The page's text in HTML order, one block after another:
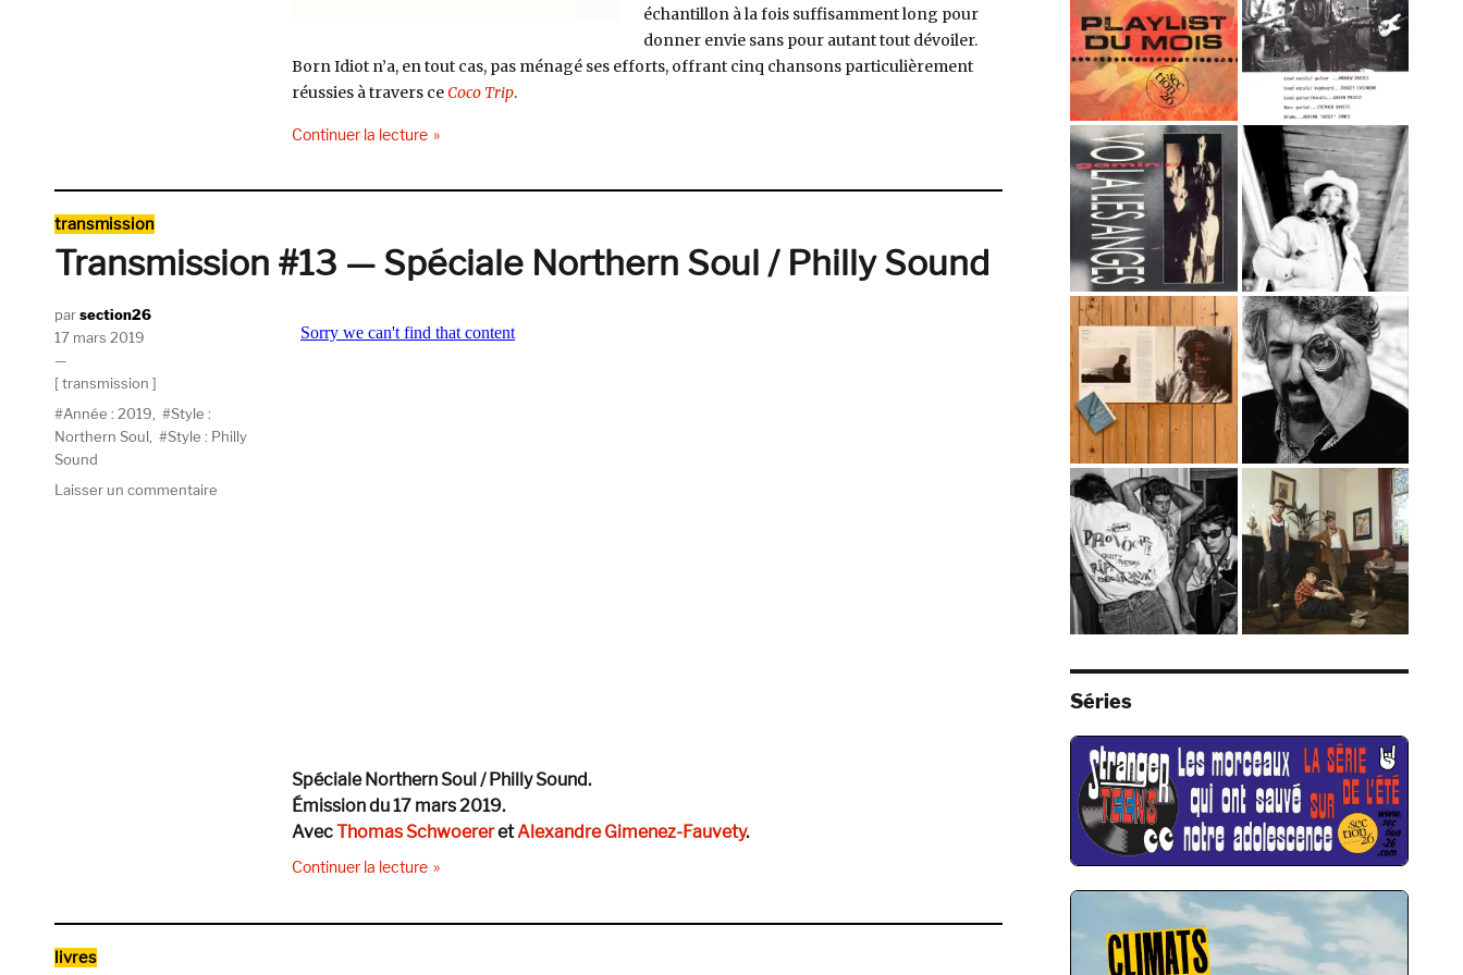
échantillon à la fois suffisamment long pour
donner envie sans pour autant tout dévoiler.
Born Idiot n’a, en tout cas, pas ménagé ses efforts, offrant cinq chansons particulièrement
réussies à travers ceCoco Trip.
Continuer la lecturede « Born Idiot, Coco Trip (autoproduit) »
(autoproduit)
Catégories
transmission
Transmission #13 — Spéciale Northern Soul / Philly Sound
Spéciale Northern Soul / Philly Sound.
Émission du 17 mars 2019.
AvecThomas SchwoereretAlexandre Gimenez-Fauvety.
Continuer la lecturede « Transmission #13 — Spéciale Northern Soul / Philly Sound »
Auteursection26
Publié
le
17 mars 2019
Catégories
transmission
Étiquettes
Année : 2019
Style :
Northern Soul
Style : Philly
Sound
Laisser un commentaire
Catégories
livres
Séries